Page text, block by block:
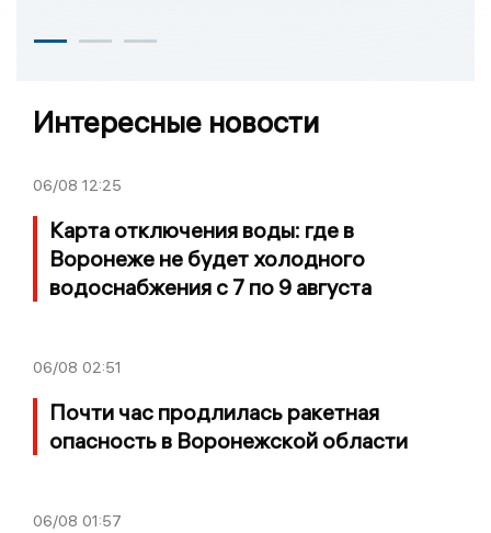
Интересные новости
06/08 12:25
Карта отключения воды: где в
Воронеже не будет холодного
водоснабжения с 7 по 9 августа
06/08 02:51
Почти час продлилась ракетная
опасность в Воронежской области
06/08 01:57